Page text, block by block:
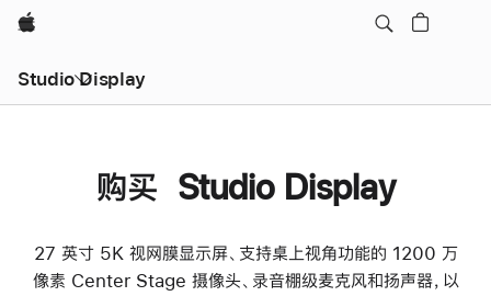
Apple
Studio Display
购买 Studio Display
27 英寸 5K 视网膜显示屏、支持桌上视角功能的 1200 万
像素 Center Stage 摄像头、录音棚级麦克风和扬声器，以